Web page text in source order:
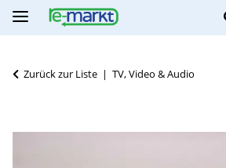
Zurück zur Liste TV, Video & Audio